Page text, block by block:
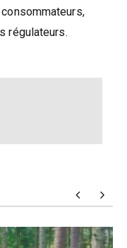
régulateurs.